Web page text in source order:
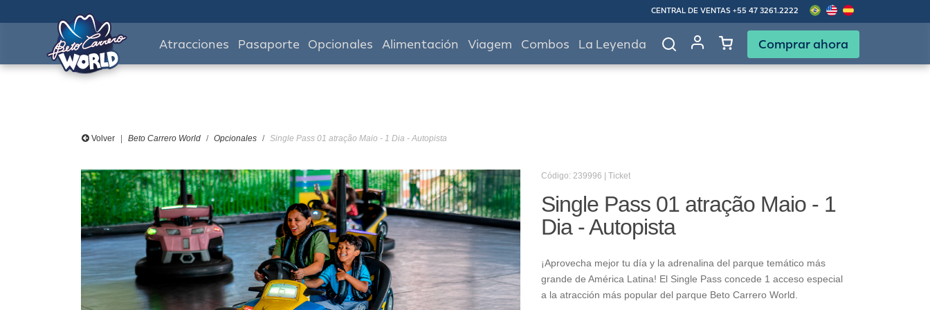
CENTRAL DE VENTAS +55 47 3261.2222
Atracciones Pasaporte Opcionales Alimentación Viagem Combos La Leyenda Comprar ahora
Volver Beto Carrero World Opcionales Single Pass 01 atração Maio - 1 Dia - Autopista
Código: 239996 | Ticket
Single Pass 01 atração Maio - 1
Dia - Autopista
¡Aprovecha mejor tu día y la adrenalina del parque temático más
grande de América Latina! El Single Pass concede 1 acceso especial
a la atracción más popular del parque Beto Carrero World.